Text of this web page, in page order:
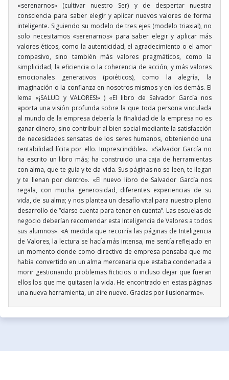
«serenarnos» (cultivar nuestro Ser) y de despertar nuestra
consciencia para saber elegir y aplicar nuevos valores de forma
inteligente. Siguiendo su modelo de tres ejes (modelo triaxial), no
solo necesitamos «serenarnos» para saber elegir y aplicar más
valores éticos, como la autenticidad, el agradecimiento o el amor
compasivo, sino también más valores pragmáticos, como la
simplicidad, la eficiencia o la coherencia de acción, y más valores
emocionales generativos (poiéticos), como la alegría, la
imaginación o la confianza en nosotros mismos y en los demás. El
lema «¡SALUD y VALORES!» ) «El libro de Salvador García nos
aporta una visión profunda sobre la que toda persona vinculada
al mundo de la empresa debería la finalidad de la empresa no es
ganar dinero, sino contribuir al bien social mediante la satisfacción
de necesidades sensatas de los seres humanos, obteniendo una
rentabilidad lícita por ello. Imprescindible».. «Salvador García no
ha escrito un libro más; ha construido una caja de herramientas
con alma, que te guía y te da vida. Sus páginas no se leen, te llegan
y te llenan por dentro». «El nuevo libro de Salvador García nos
regala, con mucha generosidad, diferentes experiencias de su
vida, de su alma; y nos plantea un desafío vital para nuestro pleno
desarrollo de “darse cuenta para tener en cuenta”. Las escuelas de
negocio deberían recomendar esta Inteligencia de Valores a todos
sus alumnos». «A medida que recorría las páginas de Inteligencia
de Valores, la lectura se hacía más intensa, me sentía reflejado en
un momento donde como directivo de empresa pensaba que me
había convertido en un alma mercenaria que estaba condenada a
morir gestionando problemas ficticios o incluso dejar que fueran
ellos los que me quitasen la vida. He encontrado en estas páginas
una nueva herramienta, un aire nuevo. Gracias por ilusionarme».